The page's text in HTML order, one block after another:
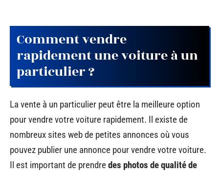
Comment vendre
rapidement une voiture à un
particulier ?
La vente à un particulier peut être la meilleure option
pour vendre votre voiture rapidement. Il existe de
nombreux sites web de petites annonces où vous
pouvez publier une annonce pour vendre votre voiture.
Il est important de prendredes photos de qualité de